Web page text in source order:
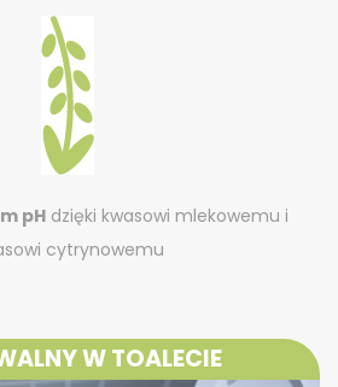
pH dzięki kwasowi mlekowemu i
cytrynowemu
W TOALECIE